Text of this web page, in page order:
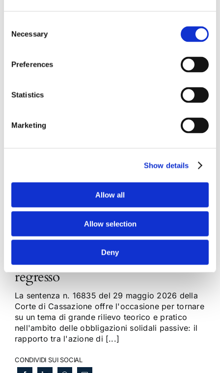
Selection
Necessary
Preferences
Statistics
Marketing
Show details
Allow all
Allow selection
Deny
Obbligazioni solidali passive:
rapporti tra surrogazione legale e
regresso
La sentenza n. 16835 del 29 maggio 2026 della
Corte di Cassazione offre l'occasione per tornare
su un tema di grande rilievo teorico e pratico
nell'ambito delle obbligazioni solidali passive: il
rapporto tra l'azione di [...]
CONDIVIDI SUI SOCIAL